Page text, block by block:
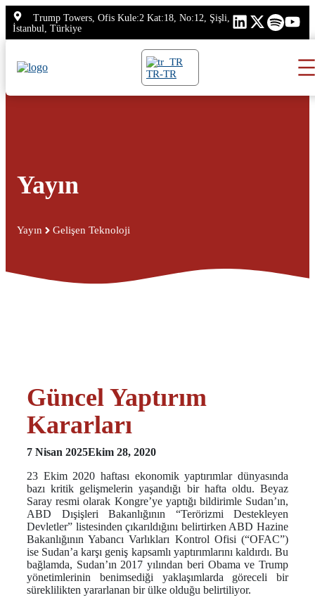
İçeriğe
atla
Trump Towers, Ofis Kule:2 Kat:18, No:12, Şişli,
İstanbul, Türkiye
TR-TR
Yayın
Yayın Gelişen Teknoloji
Güncel Yaptırım
Kararları
7 Nisan 2025Ekim 28, 2020
23 Ekim 2020 haftası ekonomik yaptırımlar dünyasında
bazı kritik gelişmelerin yaşandığı bir hafta oldu. Beyaz
Saray resmi olarak Kongre’ye yaptığı bildirimle Sudan’ın,
ABD Dışişleri Bakanlığının “Terörizmi Destekleyen
Devletler” listesinden çıkarıldığını belirtirken ABD Hazine
Bakanlığının Yabancı Varlıkları Kontrol Ofisi (“OFAC”)
ise Sudan’a karşı geniş kapsamlı yaptırımlarını kaldırdı. Bu
bağlamda, Sudan’ın 2017 yılından beri Obama ve Trump
yönetimlerinin benimsediği yaklaşımlarda göreceli bir
süreklilikten yararlanan bir ülke olduğu belirtiliyor.